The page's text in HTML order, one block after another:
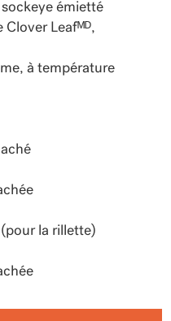
émietté
Clover Leafᴹᴰ,
à température
la rillette)